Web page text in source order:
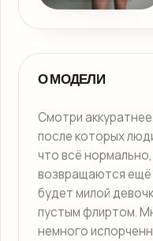
О МОДЕЛИ
Смотри
после которых
что всё
возвращаются ещё
будет милой
пустым флиртом.
немного